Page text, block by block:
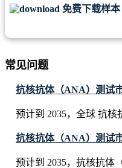
免费下载样本
常见问题
抗核抗体（ANA）测试
预计到 2035，全球 抗
抗核抗体（ANA）测试
预计到 2035，抗核抗体